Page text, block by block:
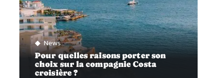
News
Pour quelles raisons porter son
choix sur la compagnie Costa
croisière ?